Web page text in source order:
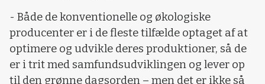
- Både de konventionelle og økologiske
producenter er i de fleste tilfælde optaget af at
optimere og udvikle deres produktioner, så de
er i trit med samfundsudviklingen og lever op
til den grønne dagsorden – men det er ikke så